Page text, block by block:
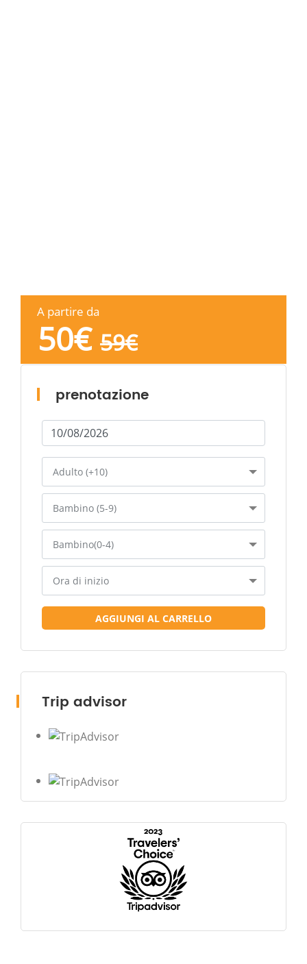
A partire da
50€ 59€
prenotazione
Adulto (+10)
Bambino (5-9)
Bambino(0-4)
Ora di inizio
AGGIUNGI AL CARRELLO
Trip advisor